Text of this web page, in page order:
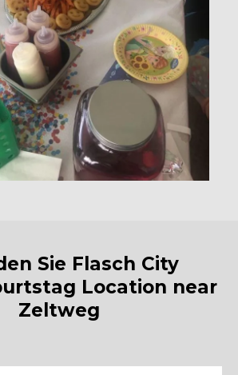
Sie Flasch City
Location near
Zeltweg